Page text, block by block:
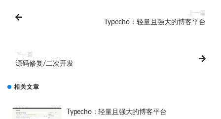
上一篇
Typecho：轻量且强大的博客平台
下一篇
源码修复/二次开发
相关文章
Typecho：轻量且强大的博客平台